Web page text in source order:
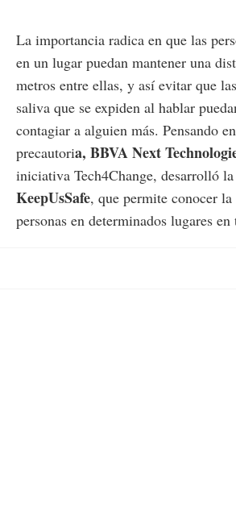
La importancia radica en que las
en un lugar puedan mantener una
metros entre ellas, y así evitar que
saliva que se expiden al hablar
contagiar a alguien más. Pensando
precautoria, BBVA Next
iniciativa Tech4Change, desarrolló
KeepUsSafe, que permite conocer
personas en determinados lugares